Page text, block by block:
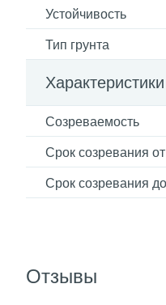
Устойчивость
Тип грунта
Созреваемость
Срок созревания
Срок созревания
Отзывы